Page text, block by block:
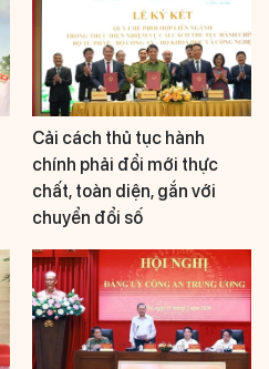
Cải cách thủ tục hành
chính phải đổi mới thực
chất, toàn diện, gắn với
chuyển đổi số